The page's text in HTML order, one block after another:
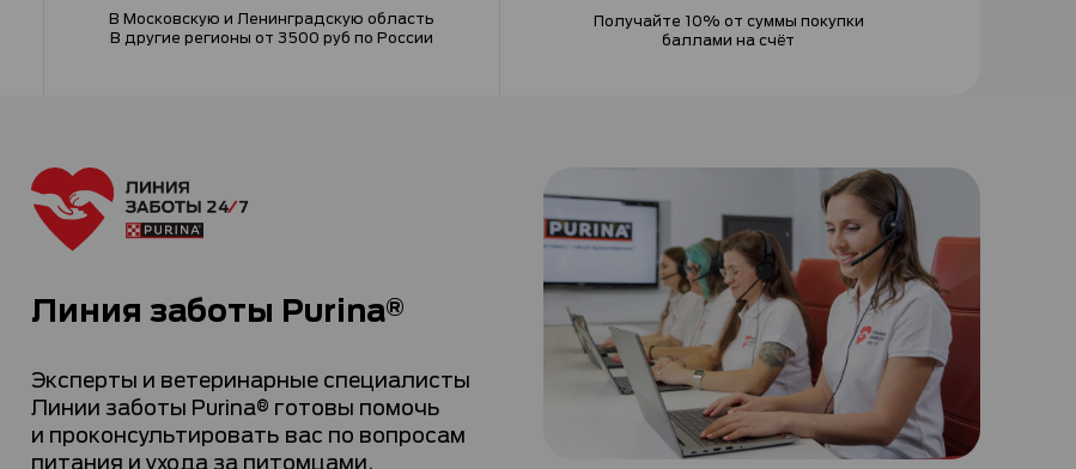
В Московскую и Ленинградскую область
В другие регионы от 3500 руб по России
Получайте 10% от суммы покупки
баллами на счёт
Линия заботы Purina®
Эксперты и ветеринарные специалисты
Линии заботы Purina® готовы помочь
и проконсультировать вас по вопросам
питания и ухода за питомцами.